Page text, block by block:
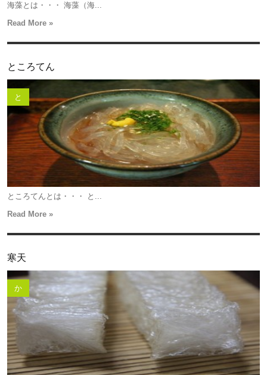
海藻とは・・・ 海藻（海...
Read More »
ところてん
と
ところてんとは・・・ と...
Read More »
寒天
か